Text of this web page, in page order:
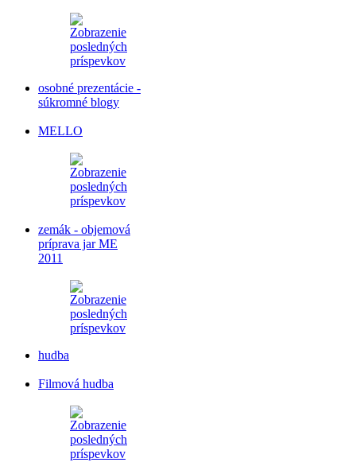
osobné prezentácie -
súkromné blogy
MELLO
zemák - objemová
príprava jar ME
2011
hudba
Filmová hudba